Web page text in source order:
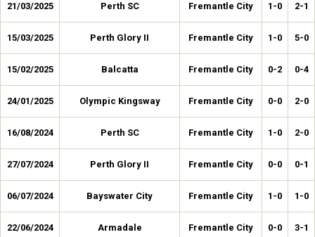
21/03/2025 Perth SC Fremantle City 1-0 2-1
15/03/2025 Perth Glory II Fremantle City 1-0 5-0
15/02/2025 Balcatta Fremantle City 0-2 0-4
24/01/2025 Olympic Kingsway Fremantle City 0-0 2-0
16/08/2024 Perth SC Fremantle City 1-0 2-0
27/07/2024 Perth Glory II Fremantle City 0-0 0-1
06/07/2024 Bayswater City Fremantle City 1-0 1-0
22/06/2024 Armadale Fremantle City 0-0 3-1